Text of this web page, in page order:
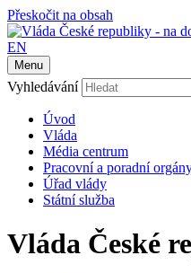
Přeskočit na obsah
EN
Menu
Vyhledávání
Úvod
Vláda
Média centrum
Pracovní a poradní
Úřad vlády
Státní služba
Vláda České